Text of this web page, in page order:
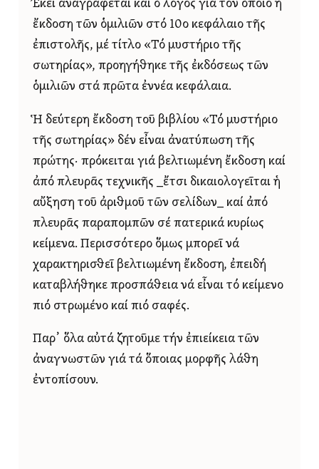
Ἐκεῖ ἀναγράφεται καί ὁ λόγος γιά τόν ὁποῖο ἡ
ἔκδοση τῶν ὁμιλιῶν στό 10ο κεφάλαιο τῆς
ἐπιστολῆς, μέ τίτλο «Τό μυστήριο τῆς
σωτηρίας», προηγήθηκε τῆς ἐκδόσεως τῶν
ὁμιλιῶν στά πρῶτα ἐννέα κεφάλαια.
Ἡ δεύτερη ἔκδοση τοῦ βιβλίου «Τό μυστήριο
τῆς σωτηρίας» δέν εἶναι ἀνατύπωση τῆς
πρώτης· πρόκειται γιά βελτιωμένη ἔκδοση καί
ἀπό πλευρᾶς τεχνικῆς _ἔτσι δικαιολογεῖται ἡ
αὔξηση τοῦ ἀριθμοῦ τῶν σελίδων_ καί ἀπό
πλευρᾶς παραπομπῶν σέ πατερικά κυρίως
κείμενα. Περισσότερο ὅμως μπορεῖ νά
χαρακτηρισθεῖ βελτιωμένη ἔκδοση, ἐπειδή
καταβλήθηκε προσπάθεια νά εἶναι τό κείμενο
πιό στρωμένο καί πιό σαφές.
Παρ᾿ ὅλα αὐτά ζητοῦμε τήν ἐπιείκεια τῶν
ἀναγνωστῶν γιά τά ὅποιας μορφῆς λάθη
ἐντοπίσουν.